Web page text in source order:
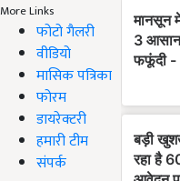
More Links
फोटो गैलरी
वीडियो
मासिक पत्रिका
फोरम
डायरेक्टरी
हमारी टीम
संपर्क